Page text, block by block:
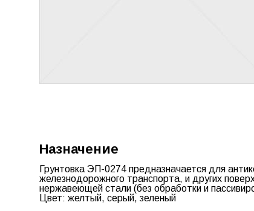
Назначение
Грунтовка ЭП-0274 предназначается для
железнодорожного транспорта, и других
нержавеющей стали (без обработки и
Цвет: желтый, серый, зеленый